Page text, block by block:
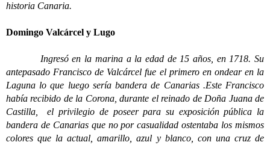
historia Canaria.
Domingo Valcárcel y Lugo
Ingresó en la marina a la edad de 15 años, en 1718. Su
antepasado Francisco de Valcárcel fue el primero en ondear en la
Laguna lo que luego sería bandera de Canarias .Este Francisco
había recibido de la Corona, durante el reinado de Doña Juana de
Castilla, el privilegio de poseer para su exposición pública la
bandera de Canarias que no por casualidad ostentaba los mismos
colores que la actual, amarillo, azul y blanco, con una cruz de